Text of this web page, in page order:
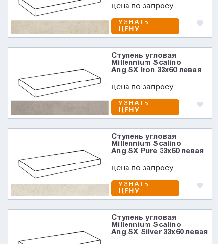
цена по запросу
УЗНАТЬ
ЦЕНУ
Ступень угловая
Millennium Scalino
Ang.SX Iron 33x60 левая
цена по запросу
УЗНАТЬ
ЦЕНУ
Ступень угловая
Millennium Scalino
Ang.SX Pure 33x60 левая
цена по запросу
УЗНАТЬ
ЦЕНУ
Ступень угловая
Millennium Scalino
Ang.SX Silver 33x60 левая